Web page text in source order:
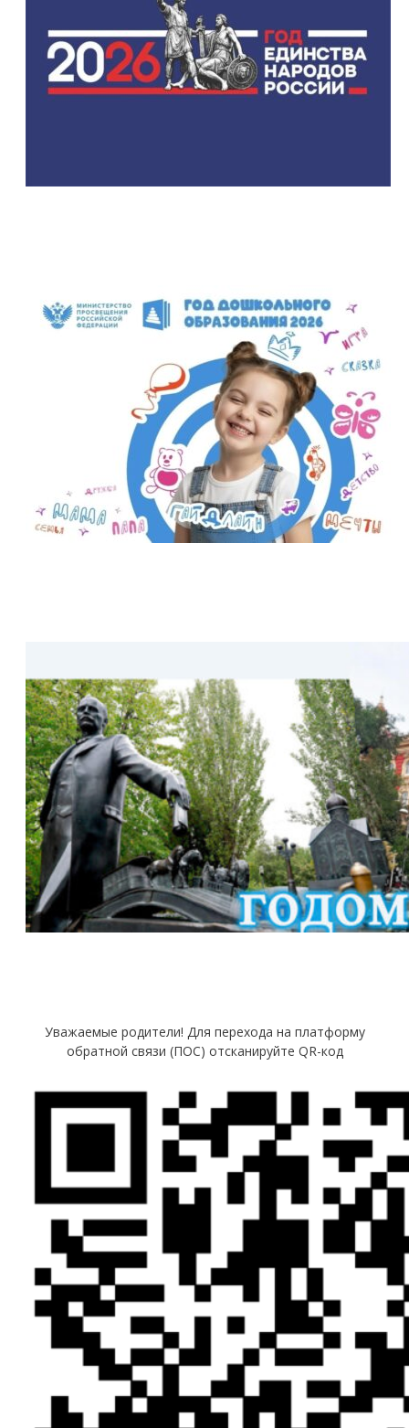
Уважаемые родители! Для перехода на платформу
обратной связи (ПОС) отсканируйте QR-код